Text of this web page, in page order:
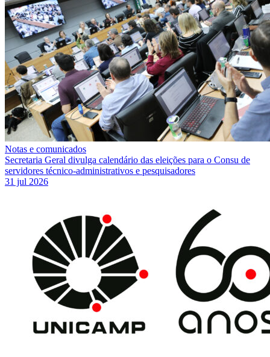
Notas e comunicados
Secretaria Geral divulga calendário das eleições para o Consu de
servidores técnico-administrativos e pesquisadores
31 jul 2026